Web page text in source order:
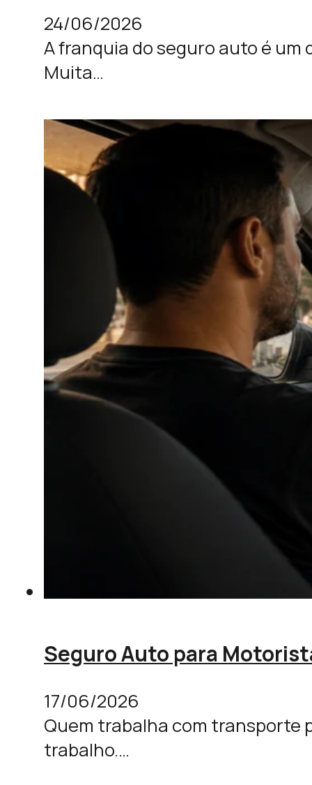
24/06/2026
A franquia do seguro auto é
Muita…
Seguro Auto para
17/06/2026
Quem trabalha com transporte
trabalho.…